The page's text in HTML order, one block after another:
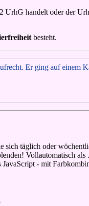
handelt oder der
besteht.
Er ging auf einem
sich täglich oder
Vollautomatisch
JavaScript - mit